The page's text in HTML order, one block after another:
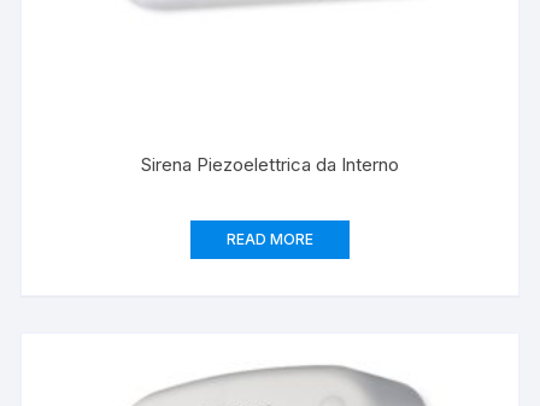
Sirena Piezoelettrica da Interno
READ MORE